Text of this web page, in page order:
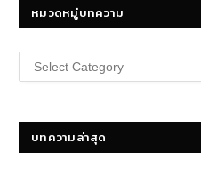
หมวดหมู่บทความ
หมวด
หมู่
บทความล่าสุด